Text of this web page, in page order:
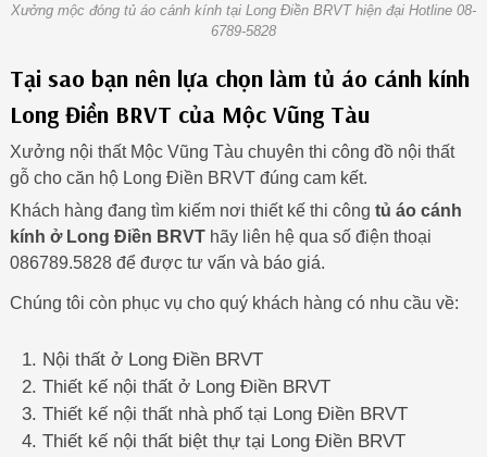
Xưởng mộc đóng tủ áo cánh kính tại Long Điền BRVT hiện đại Hotline 08-
6789-5828
Tại sao bạn nên lựa chọn làm tủ áo cánh kính
Long Điền BRVT của Mộc Vũng Tàu
Xưởng nội thất Mộc Vũng Tàu chuyên thi công đồ nội thất
gỗ cho căn hộ Long Điền BRVT đúng cam kết.
Khách hàng đang tìm kiếm nơi thiết kế thi công tủ áo cánh
kính ở Long Điền BRVThãy liên hệ qua số điện thoại
086789.5828 để được tư vấn và báo giá.
Chúng tôi còn phục vụ cho quý khách hàng có nhu cầu về:
Nội thất ở Long Điền BRVT
Thiết kế nội thất ở Long Điền BRVT
Thiết kế nội thất nhà phố tại Long Điền BRVT
Thiết kế nội thất biệt thự tại Long Điền BRVT